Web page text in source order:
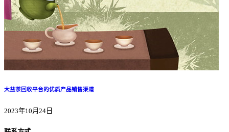
大益茶回收平台的优质产品销售渠道
2023年10月24日